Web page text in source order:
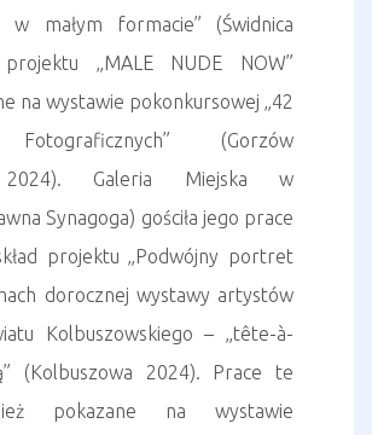
w małym formacie” (Świdnica
„MALE NUDE NOW”
na wystawie pokonkursowej „42
(Gorzów
2024). Galeria Miejska w
Synagoga) gościła jego prace
projektu „Podwójny portret
dorocznej wystawy artystów
Kolbuszowskiego – „tête-à-
(Kolbuszowa 2024). Prace te
pokazane na wystawie